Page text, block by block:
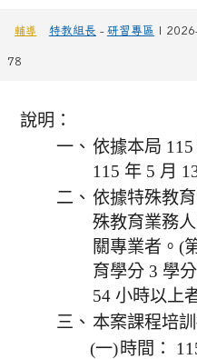
輔導 特教組長 - 研習專區 |
78
說明：
一、 依據本局
115 年 5 月
二、 依據特殊教
殊教育業務
關專業者。(
育學分 3 學
54 小時以上
三、 本案課程培
(一)時間：